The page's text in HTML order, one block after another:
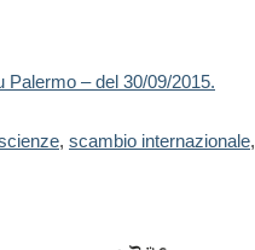
Palermo – del 30/09/2015.
, scambio internazionale,